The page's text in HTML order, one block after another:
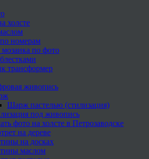
холсте
номерам
по фото
трансформер
живопись
Шарж пастелью (стилизация)
под живопись
фото на холсте в Петрозаводске
на дереве
на досках
маслом